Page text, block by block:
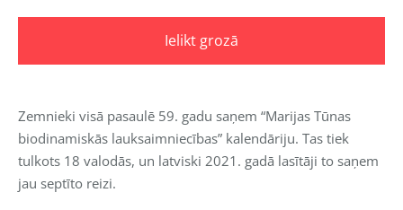
Ielikt grozā
Zemnieki visā pasaulē 59. gadu saņem “Marijas Tūnas
biodinamiskās lauksaimniecības” kalendāriju. Tas tiek
tulkots 18 valodās, un latviski 2021. gadā lasītāji to saņem
jau septīto reizi.